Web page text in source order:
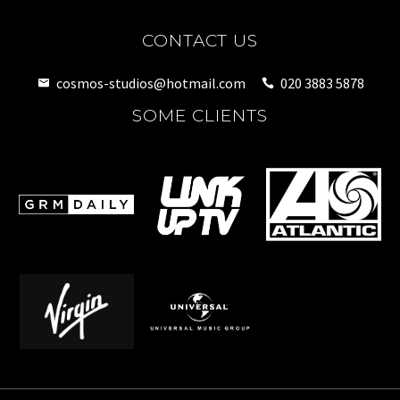
CONTACT US
cosmos-studios@hotmail.com 020 3883 5878
SOME CLIENTS